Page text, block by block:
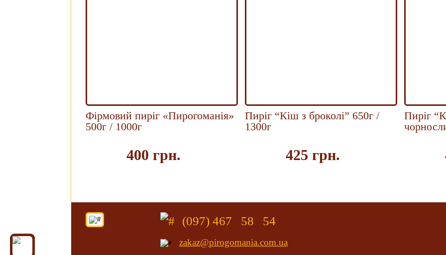
Фірмовий пиріг «Пирогоманія»
500г / 1000г
400 грн.
Пиріг “Кіш з броколі” 650г /
1300г
425 грн.
Пиріг
(097) 467 58 54
zakaz@pirogomania.com.ua